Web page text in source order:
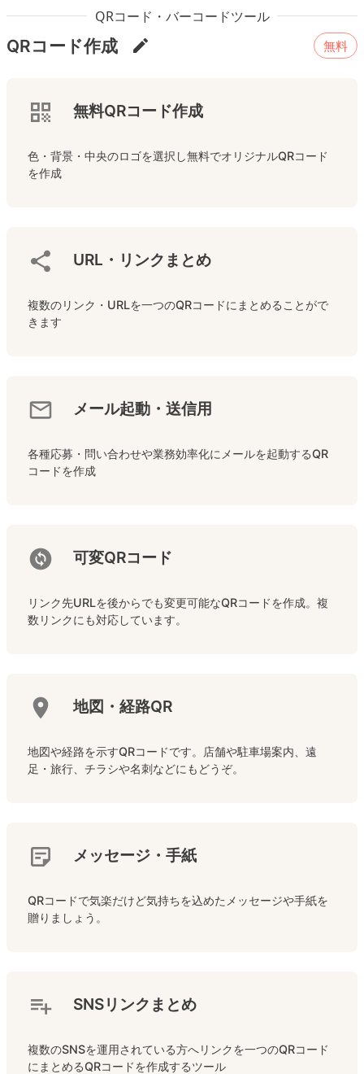
QRコード・バーコードツール
QRコード作成 無料
無料QRコード作成
色・背景・中央のロゴを選択し無料でオリジナルQRコード
を作成
URL・リンクまとめ
複数のリンク・URLを一つのQRコードにまとめることがで
きます
メール起動・送信用
各種応募・問い合わせや業務効率化にメールを起動するQR
コードを作成
可変QRコード
リンク先URLを後からでも変更可能なQRコードを作成。複
数リンクにも対応しています。
地図・経路QR
地図や経路を示すQRコードです。店舗や駐車場案内、遠
足・旅行、チラシや名刺などにもどうぞ。
メッセージ・手紙
QRコードで気楽だけど気持ちを込めたメッセージや手紙を
贈りましょう。
SNSリンクまとめ
複数のSNSを運用されている方へリンクを一つのQRコード
にまとめるQRコードを作成するツール